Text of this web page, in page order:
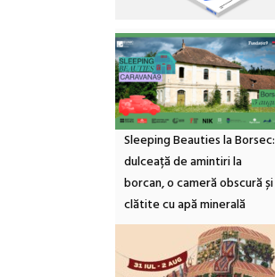
Sleeping Beauties la Borsec:
dulceață de amintiri la
borcan, o cameră obscură și
clătite cu apă minerală